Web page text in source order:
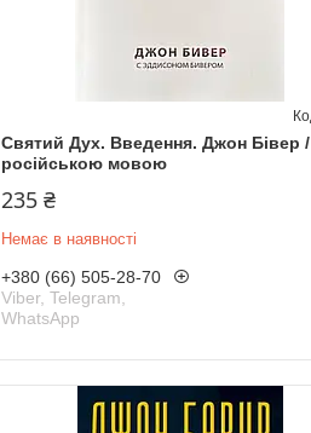
Святий Дух. Введення. Джон Бівер /
російською мовою
235 ₴
Немає в наявності
+380 (66) 505-28-70
Viber, Telegram,
WhatsApp